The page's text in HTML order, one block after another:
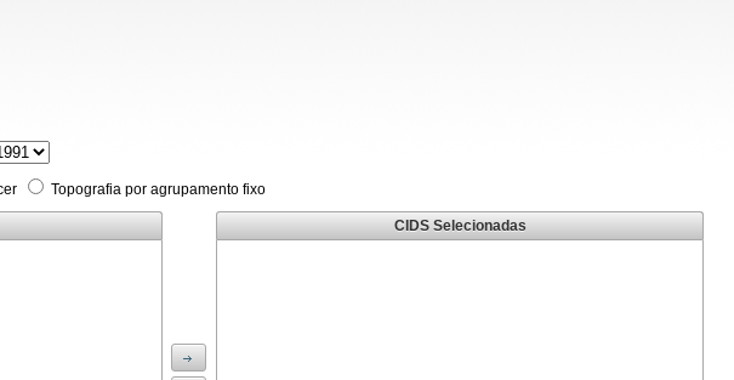
Topografia por agrupamento fixo
CIDS Selecionadas